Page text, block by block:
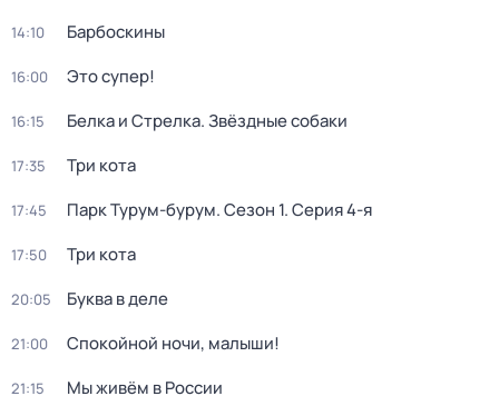
14:10 Барбоскины
16:00 Это супер!
16:15 Белка и Стрелка. Звёздные собаки
17:35 Три кота
17:45 Парк Турум-бурум. Сезон 1. Серия 4-я
17:50 Три кота
20:05 Буква в деле
21:00 Спокойной ночи, малыши!
21:15 Мы живём в России